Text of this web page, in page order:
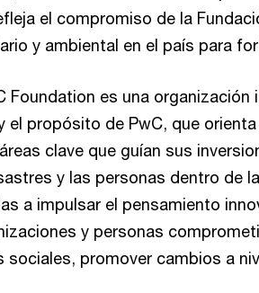
el compromiso de la
y ambiental en el país para
Foundation es una
el propósito de PwC, que
áreas clave que guían sus
y las personas dentro de
a impulsar el pensamiento
y personas
sociales, promover cambios a